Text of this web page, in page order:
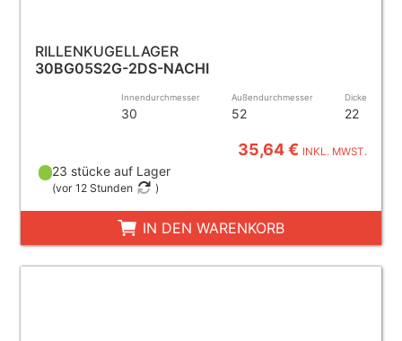
RILLENKUGELLAGER
30BG05S2G-2DS-NACHI
Innendurchmesser
30
Außendurchmesser
52
Dicke
22
35,64 € INKL. MWST.
23 stücke auf Lager
(vor 12 Stunden )
IN DEN WARENKORB